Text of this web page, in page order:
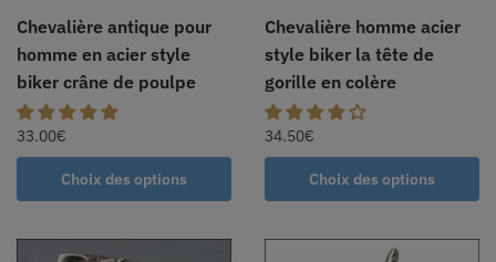
Chevalière antique pour
homme en acier style
biker crâne de poulpe
33.00€
Choix des options
Chevalière homme acier
style biker la tête de
gorille en colère
34.50€
Choix des options